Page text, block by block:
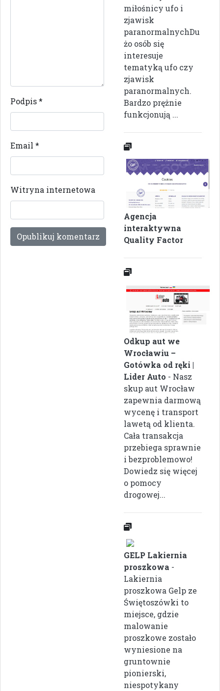
Podpis*
Email *
Witryna internetowa
miłośnicy ufo i
zjawisk
paranormalnychDu
żo osób się
interesuje
tematyką ufo czy
zjawisk
paranormalnych.
Bardzo prężnie
funkcjonują ...
Agencja
interaktywna
Quality Factor
Odkup aut we
Wrocławiu –
Gotówka od ręki |
Lider Auto - Nasz
skup aut Wrocław
zapewnia darmową
wycenę i transport
lawetą od klienta.
Cała transakcja
przebiega sprawnie
i bezproblemowo!
Dowiedz się więcej
o pomocy
drogowej...
GELP Lakiernia
proszkowa -
Lakiernia
proszkowa Gelp ze
Świętoszówki to
miejsce, gdzie
malowanie
proszkowe zostało
wyniesione na
gruntownie
pionierski,
niespotykany